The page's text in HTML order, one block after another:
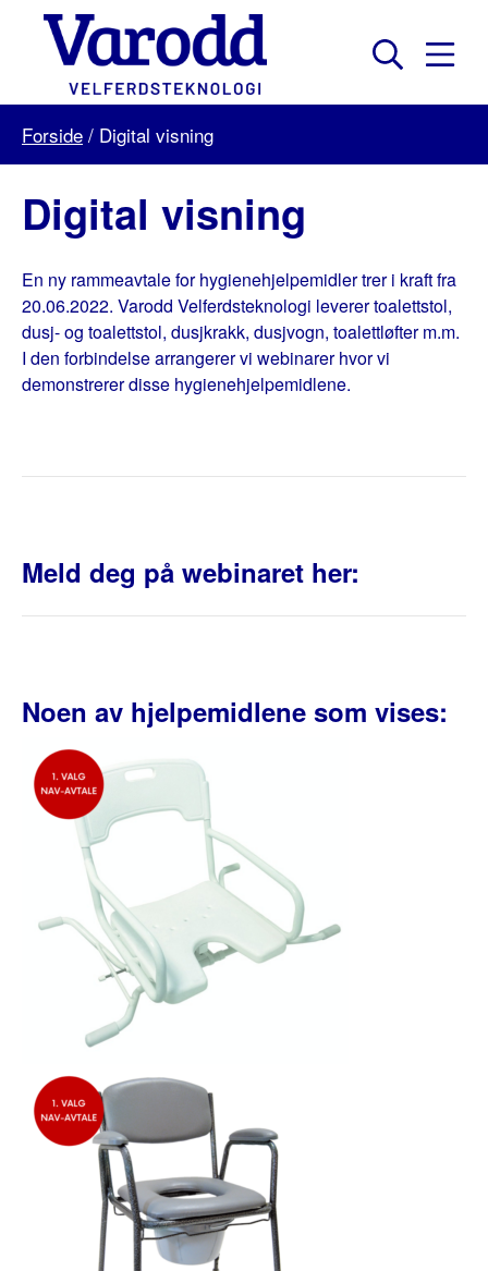
Varodd
Velferdsteknologi
Menu
Forside / Digital visning
Digital visning
En ny rammeavtale for hygienehjelpemidler trer i kraft fra
20.06.2022. Varodd Velferdsteknologi leverer toalettstol,
dusj- og toalettstol, dusjkrakk, dusjvogn, toalettløfter m.m.
I den forbindelse arrangerer vi webinarer hvor vi
demonstrerer disse hygienehjelpemidlene.
Meld deg på webinaret her:
Noen av hjelpemidlene som vises: